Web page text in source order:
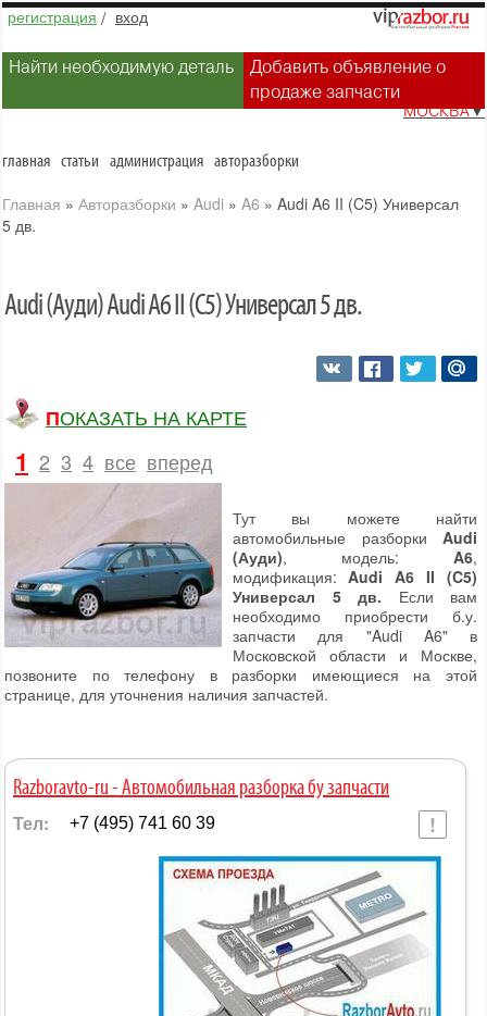
регистрация / вход
Найти необходимую деталь
Добавить объявление о
продаже запчасти
МОСКВА▼
главная статьи администрация авторазборки
Главная » Авторазборки » Audi » A6 » Audi A6 II (C5) Универсал
5 дв.
Audi (Ауди) Audi A6 II (C5) Универсал 5 дв.
ПОКАЗАТЬ НА КАРТЕ
1 2 3 4 все вперед
Тут вы можете найти
автомобильные разборки Audi
(Ауди), модель: A6,
модификация: Audi A6 II (C5)
Универсал 5 дв. Если вам
необходимо приобрести б.у.
запчасти для "Audi A6" в
Московской области и Москве,
позвоните по телефону в разборки имеющиеся на этой
странице, для уточнения наличия запчастей.
Razboravto-ru - Автомобильная разборка бу запчасти
Тел: +7 (495) 741 60 39